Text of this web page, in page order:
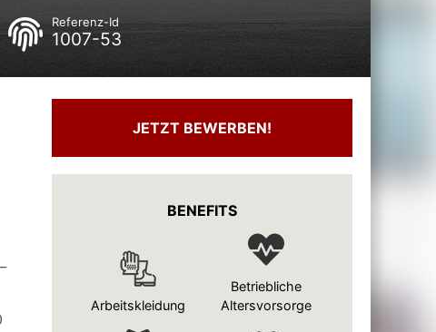
Referenz-Id
1007-53
JETZT BEWERBEN!
BENEFITS
Arbeitskleidung
Betriebliche
Altersvorsorge